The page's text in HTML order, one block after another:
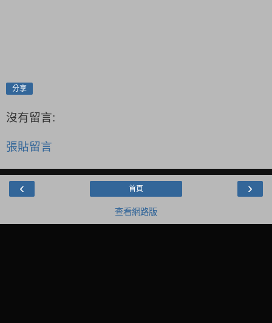
分享
沒有留言:
張貼留言
‹ ›
首頁
查看網路版